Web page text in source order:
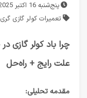
پنج‌شنبه 16 اکتبر 2025
تعمیرات کولر گازی گری
علت رایج + راه‌حل
مقدمه تحلیلی: